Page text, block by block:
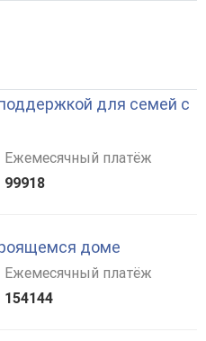
для семей с
Ежемесячный платёж
99918
доме
Ежемесячный платёж
154144